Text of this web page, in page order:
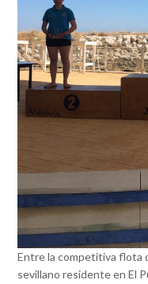
Entre la competitiva flota
sevillano residente en El